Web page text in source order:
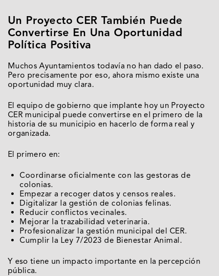
Un Proyecto CER También Puede
Convertirse En Una Oportunidad
Política Positiva
Muchos Ayuntamientos todavía no han dado el paso.
Pero precisamente por eso, ahora mismo existe una
oportunidad muy clara.
El equipo de gobierno que implante hoy un Proyecto
CER municipal puede convertirse en el primero de la
historia de su municipio en hacerlo de forma real y
organizada.
El primero en:
Coordinarse oficialmente con las gestoras de
colonias.
Empezar a recoger datos y censos reales.
Digitalizar la gestión de colonias felinas.
Reducir conflictos vecinales.
Mejorar la trazabilidad veterinaria.
Profesionalizar la gestión municipal del CER.
Cumplir la Ley 7/2023 de Bienestar Animal.
Y eso tiene un impacto importante en la percepción
pública.